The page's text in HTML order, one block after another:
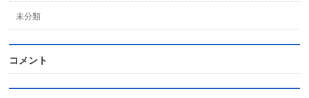
未分類
コメント